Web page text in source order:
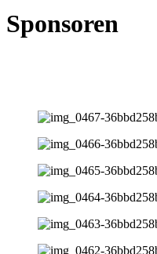
Sponsoren